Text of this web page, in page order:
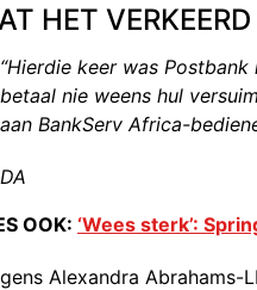
HET
“Hierdie keer was
betaal nie weens hul
aan BankServ Africa-
DA
OOK: ‘Wees sterk’:
Alexandra Abrahams-